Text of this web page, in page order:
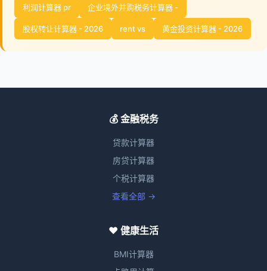
利润计算器 pr 企业境外并购税务计算器 -
股权转让计算器 - 2026 rent vs 黄金投资计算器 - 2026
💰 金融税务
贷款计算器
房贷计算器
个税计算器
查看全部 →
❤️ 健康生活
BMI计算器